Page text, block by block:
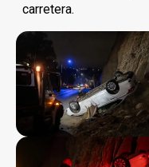
carretera.